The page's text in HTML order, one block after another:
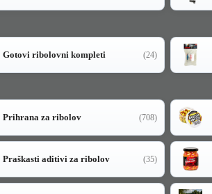
Gotovi ribolovni kompleti (24)
Prihrana za ribolov (708)
Praškasti aditivi za ribolov (35)